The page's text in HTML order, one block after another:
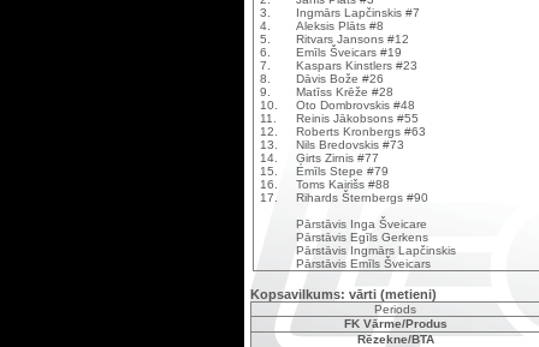
3.
Ingmārs Lapčinskis #7
4.
Aleksis Plāts #8
5.
Ritvars Jansons #12
6.
Emīls Šveicars #19
7.
Kaspars Kinstlers #23
8.
Dāvis Bože #26
9.
Matīss Krēže #28
10.
Oto Dombrovskis #48
11.
Reinis Jākobsons #55
12.
Roberts Kronbergs #63
13.
Nils Bredovskis #73
14.
Ģirts Zirnis #77
15.
Emīls Stepe #79
16.
Toms Kairišs #88
17.
Rihards Šternbergs #90
Pārstāvis Inga Šveicare
Pārstāvis Egīls Gerkens
Pārstāvis Ingmārs Lapčinskis
Pārstāvis Emīls Šveicars
Kopsavilkums: vārti (metieni)
Periods
FK Vārme/Produs
Rēzekne/BTA